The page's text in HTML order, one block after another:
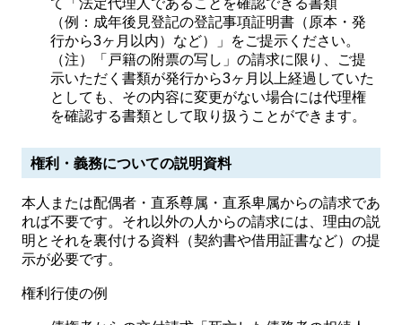
て「法定代理人であることを確認できる書類
（例：成年後見登記の登記事項証明書（原本・発
行から3ヶ月以内）など）」をご提示ください。
（注）「戸籍の附票の写し」の請求に限り、ご提
示いただく書類が発行から3ヶ月以上経過していた
としても、その内容に変更がない場合には代理権
を確認する書類として取り扱うことができます。
権利・義務についての説明資料
本人または配偶者・直系尊属・直系卑属からの請求であ
れば不要です。それ以外の人からの請求には、理由の説
明とそれを裏付ける資料（契約書や借用証書など）の提
示が必要です。
権利行使の例